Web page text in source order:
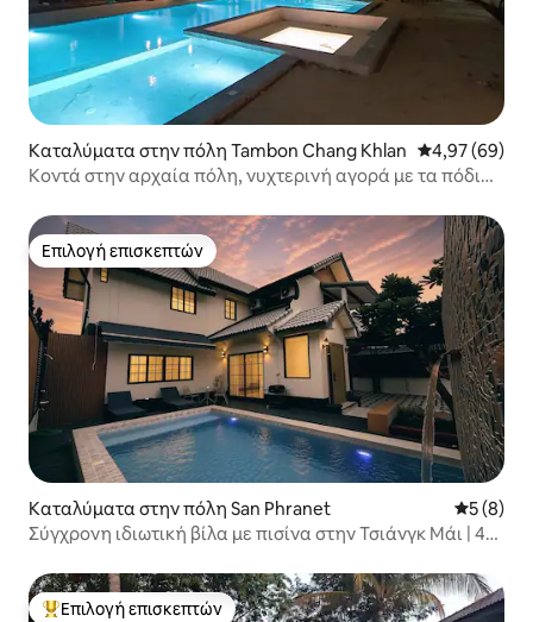
Καταλύματα στην πόλη Tambon Chang Khlan Μέση
4,97 (69)
Κοντά στην αρχαία πόλη, νυχτερινή αγορά με τα πόδια,
κήπο
Επιλογή επισκεπτών
Επιλογή επισκεπτών
Καταλύματα στην πόλη San Phranet Μέση
5 (8)
Σύγχρονη ιδιωτική βίλα με πισίνα στην Τσιάνγκ Μάι | 4
πάρτι | Κοντά στο CF, εύκολη πρόσβαση, 15 λεπτά από
την Παλιά Πόλη
Επιλογή επισκεπτών